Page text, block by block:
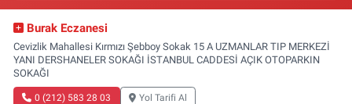
Burak Eczanesi
Cevizlik Mahallesi Kırmızı Şebboy Sokak 15 A UZMANLAR TIP MERKEZİ
YANI DERSHANELER SOKAĞI İSTANBUL CADDESİ AÇIK OTOPARKIN
SOKAĞI
0 (212) 583 28 03 Yol Tarifi Al